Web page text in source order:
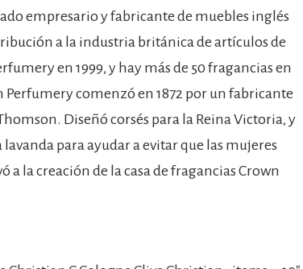
empresario y fabricante de muebles inglés
a la industria británica de artículos de
en 1999, y hay más de 50 fragancias en
comenzó en 1872 por un fabricante
Diseñó corsés para la Reina Victoria, y
para ayudar a evitar que las mujeres
a la creación de la casa de fragancias Crown